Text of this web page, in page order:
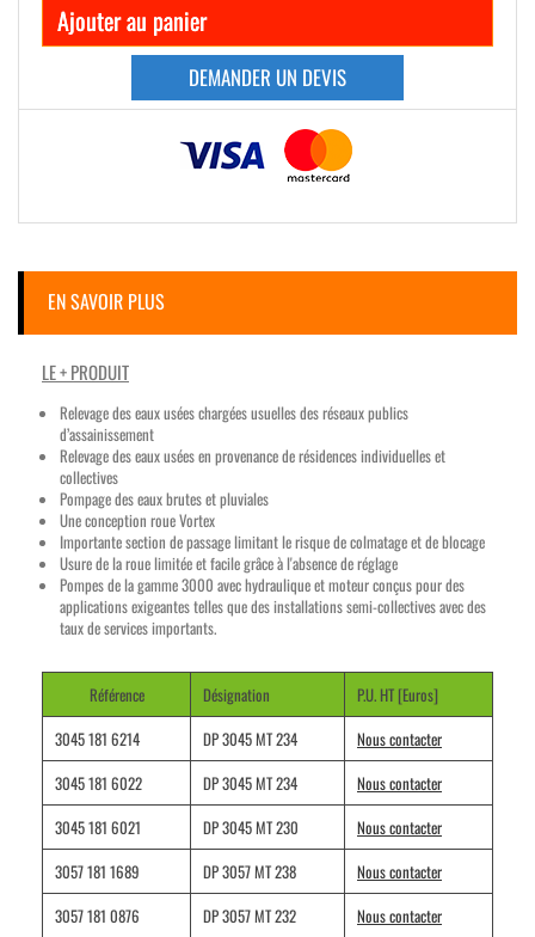
Ajouter au panier
DEMANDER UN DEVIS
EN SAVOIR PLUS
LE + PRODUIT
Relevage des eaux usées chargées usuelles des réseaux publics
d’assainissement
Relevage des eaux usées en provenance de résidences individuelles et
collectives
Pompage des eaux brutes et pluviales
Une conception roue Vortex
Importante section de passage limitant le risque de colmatage et de blocage
Usure de la roue limitée et facile grâce à l'absence de réglage
Pompes de la gamme 3000 avec hydraulique et moteur conçus pour des
applications exigeantes telles que des installations semi-collectives avec des
taux de services importants.
Référence Désignation
P.U. HT [Euros]
3045 181 6214
DP 3045 MT 234
Nous contacter
3045 181 6022
DP 3045 MT 234
Nous contacter
3045 181 6021
DP 3045 MT 230
Nous contacter
3057 181 1689
DP 3057 MT 238
Nous contacter
3057 181 0876
DP 3057 MT 232 Nous contacter